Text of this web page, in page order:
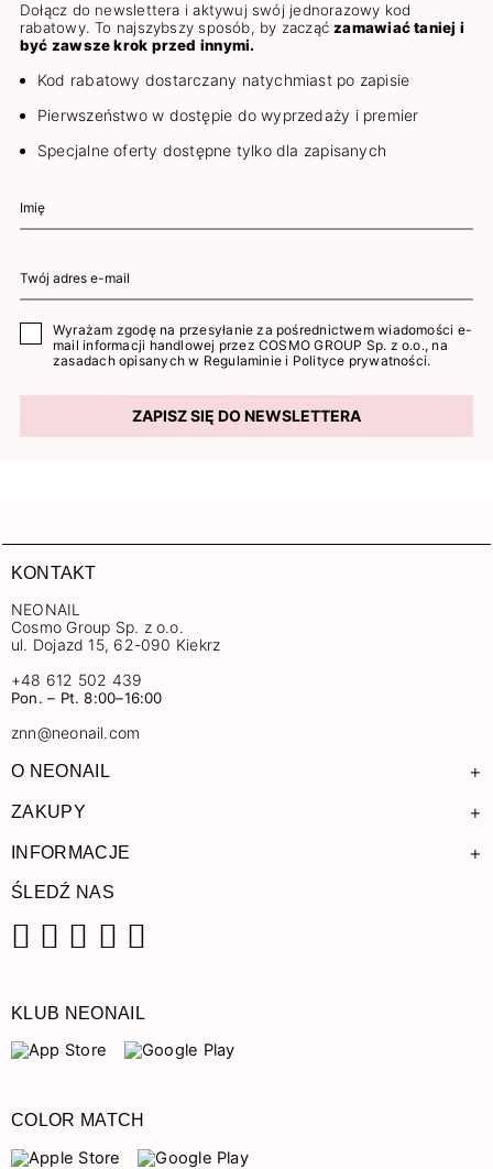
Dołącz do newslettera i aktywuj swój jednorazowy kod
rabatowy. To najszybszy sposób, by zacząćzamawiać taniej i
być zawsze krok przed innymi.
Kod rabatowy dostarczany natychmiast po zapisie
Pierwszeństwo w dostępie do wyprzedaży i premier
Specjalne oferty dostępne tylko dla zapisanych
Wyrażam zgodę na przesyłanie za pośrednictwem wiadomości e-
mail informacji handlowej przez COSMO GROUP Sp. z o.o., na
zasadach opisanych w Regulaminie i Polityce prywatności.
ZAPISZ SIĘ DO NEWSLETTERA
KONTAKT
NEONAIL
Cosmo Group Sp. z o.o.
ul. Dojazd 15, 62-090 Kiekrz
+48 612 502 439
Pon. – Pt. 8:00–16:00
znn@neonail.com
O NEONAIL +
ZAKUPY +
INFORMACJE +
ŚLEDŹ NAS
KLUB NEONAIL
COLOR MATCH